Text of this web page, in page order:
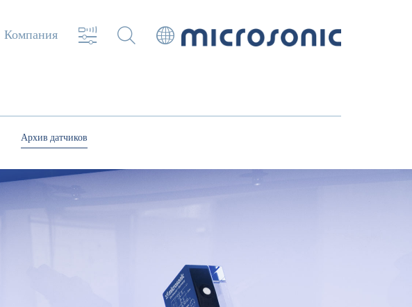
Компания
Архив датчиков